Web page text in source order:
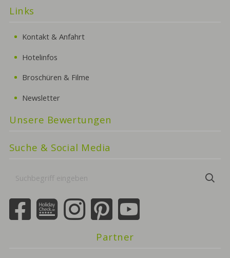
Links
Kontakt & Anfahrt
Hotelinfos
Broschüren & Filme
Newsletter
Unsere Bewertungen
Suche & Social Media
Partner